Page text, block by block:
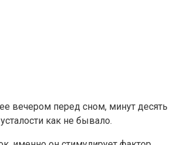
вечером перед сном, минут десять
как не бывало.